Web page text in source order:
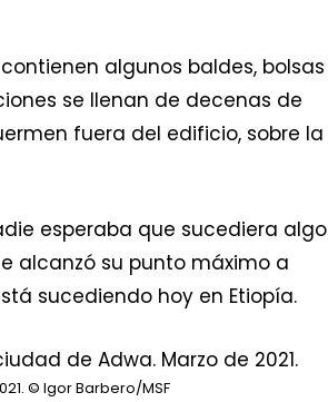
algunos baldes, bolsas
se llenan de decenas de
fuera del edificio, sobre la
esperaba que sucediera algo
alcanzó su punto máximo a
sucediendo hoy en Etiopía.
© Igor Barbero/MSF